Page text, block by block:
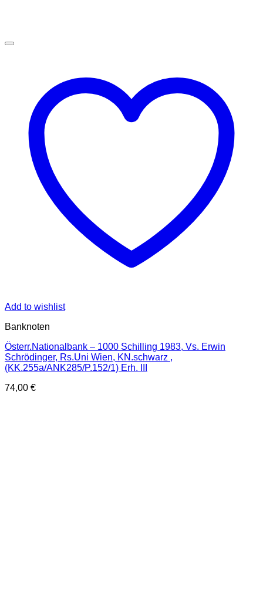
Add to wishlist
Banknoten
Österr.Nationalbank – 1000 Schilling 1983, Vs. Erwin
Schrödinger, Rs.Uni Wien, KN.schwarz ,
(KK.255a/ANK285/P.152/1) Erh. III
74,00 €